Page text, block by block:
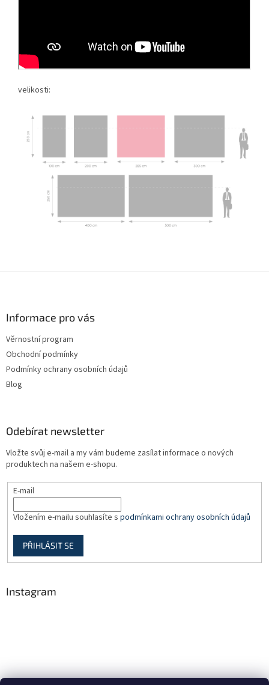
velikosti:
Informace pro vás
Věrnostní program
Obchodní podmínky
Podmínky ochrany osobních údajů
Blog
Odebírat newsletter
Vložte svůj e-mail a my vám budeme zasílat informace o nových
produktech na našem e-shopu.
E-mail
Vložením e-mailu souhlasíte s podmínkami ochrany osobních údajů
PŘIHLÁSIT SE
Instagram